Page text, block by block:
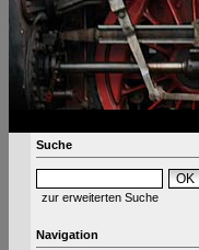
Suche
zur erweiterten Suche
Navigation